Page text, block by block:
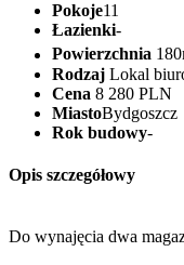
Pokoje11
Łazienki-
Powierzchnia
Rodzaj Lokal
Cena 8 280 PLN
MiastoBydgoszcz
Rok budowy-
Opis szczegółowy
Do wynajęcia dwa